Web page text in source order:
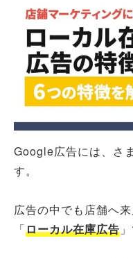
Google広告には、さ
す。
広告の中でも店舗へ
「ローカル在庫広告